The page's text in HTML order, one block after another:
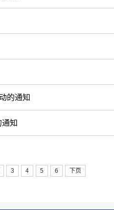
的通知
知
3 4 5 6 下页